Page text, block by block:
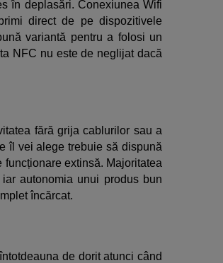
în deplasări. Conexiunea Wifi
direct de pe dispozitivele
variantă pentru a folosi un
NFC nu este de neglijat dacă
fără grija cablurilor sau a
îl vei alege trebuie să dispună
extinsă. Majoritatea
autonomia unui produs bun
încărcat.
de dorit atunci când